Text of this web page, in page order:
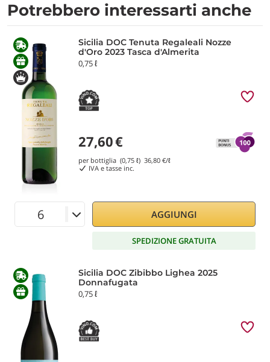
Potrebbero interessarti anche
Sicilia DOC Tenuta Regaleali Nozze
d'Oro 2023 Tasca d'Almerita
0,75 ℓ
27,60€
per bottiglia (0,75 ℓ) 36,80 €/ℓ
IVA e tasse inc.
AGGIUNGI
SPEDIZIONE GRATUITA
Sicilia DOC Zibibbo Lighea 2025
Donnafugata
0,75 ℓ